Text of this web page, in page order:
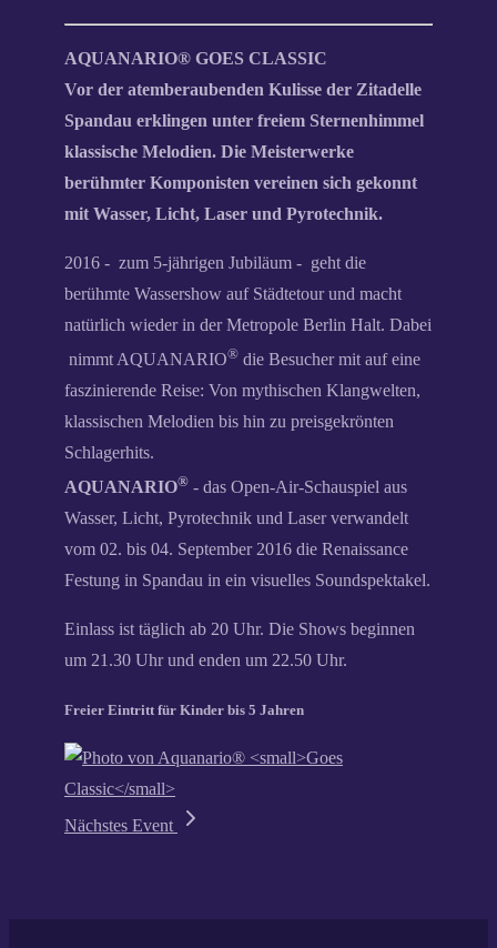
AQUANARIO® GOES CLASSIC
Vor der atemberaubenden Kulisse der Zitadelle
Spandau erklingen unter freiem Sternenhimmel
klassische Melodien. Die Meisterwerke
berühmter Komponisten vereinen sich gekonnt
mit Wasser, Licht, Laser und Pyrotechnik.
2016 - zum 5-jährigen Jubiläum - geht die
berühmte Wassershow auf Städtetour und macht
natürlich wieder in der Metropole Berlin Halt. Dabei
nimmt AQUANARIO® die Besucher mit auf eine
faszinierende Reise: Von mythischen Klangwelten,
klassischen Melodien bis hin zu preisgekrönten
Schlagerhits.
AQUANARIO® - das Open-Air-Schauspiel aus
Wasser, Licht, Pyrotechnik und Laser verwandelt
vom 02. bis 04. September 2016 die Renaissance
Festung in Spandau in ein visuelles Soundspektakel.
Einlass ist täglich ab 20 Uhr. Die Shows beginnen
um 21.30 Uhr und enden um 22.50 Uhr.
Freier Eintritt für Kinder bis 5 Jahren
Nächstes Event